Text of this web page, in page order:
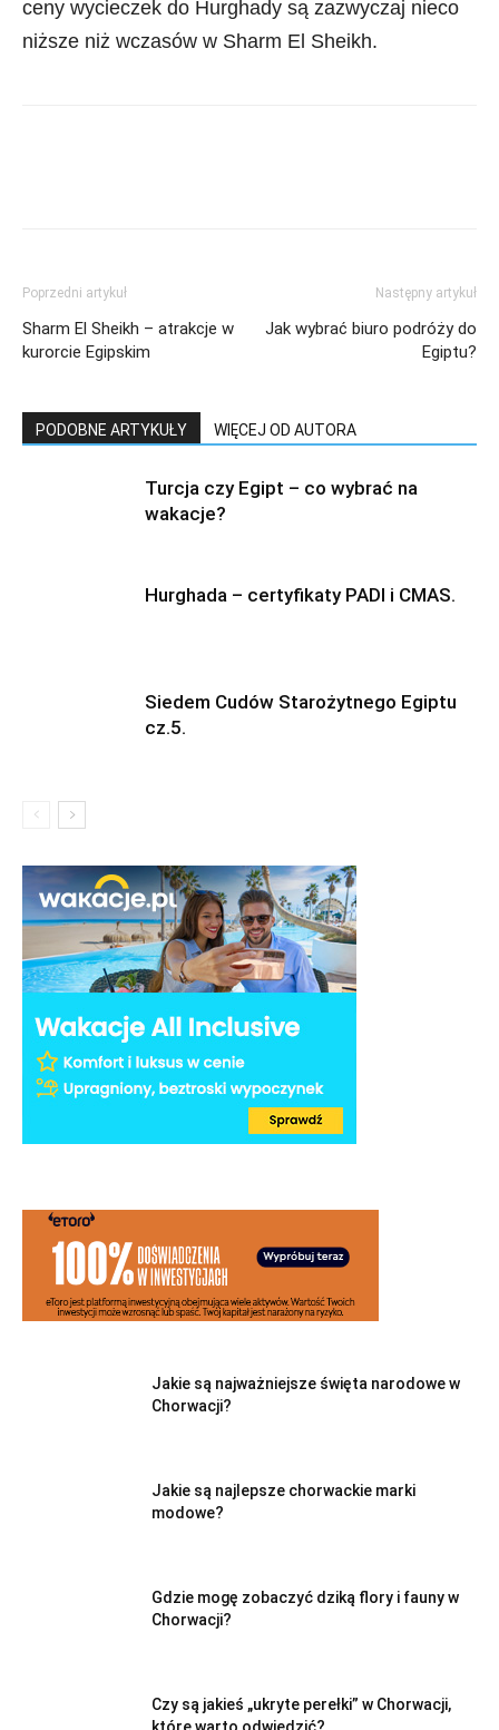
ceny wycieczek do Hurghady są zazwyczaj nieco
niższe niż wczasów w Sharm El Sheikh.
Poprzedni artykuł
Sharm El Sheikh – atrakcje w
kurorcie Egipskim
Następny artykuł
Jak wybrać biuro podróży do
Egiptu?
PODOBNE ARTYKUŁY WIĘCEJ OD AUTORA
Turcja czy Egipt – co wybrać na
wakacje?
Hurghada – certyfikaty PADI i CMAS.
Siedem Cudów Starożytnego Egiptu
cz.5.
Jakie są najważniejsze święta narodowe w
Chorwacji?
Jakie są najlepsze chorwackie marki
modowe?
Gdzie mogę zobaczyć dziką flory i fauny w
Chorwacji?
Czy są jakieś „ukryte perełki” w Chorwacji,